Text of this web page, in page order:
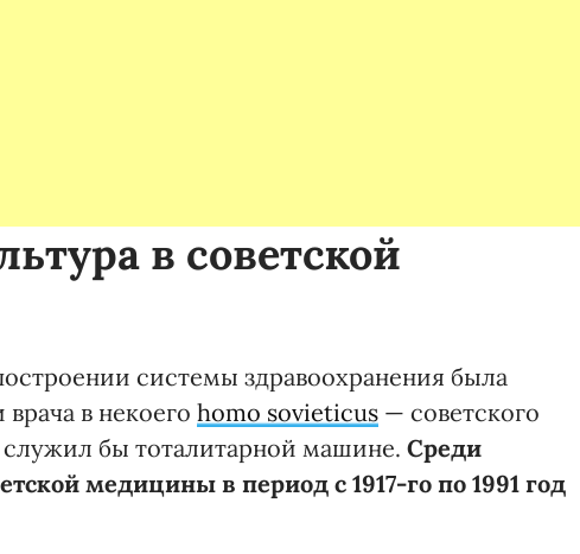
в советской
системы здравоохранения была
в некоего homo sovieticus — советского
служил бы тоталитарной машине. Среди
медицины в период с 1917-го по 1991 год